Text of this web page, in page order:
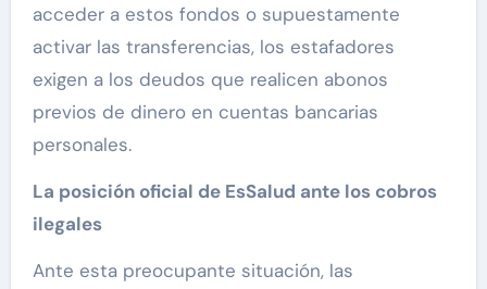
acceder a estos fondos o supuestamente
activar las transferencias, los estafadores
exigen a los deudos que realicen abonos
previos de dinero en cuentas bancarias
personales.
La posición oficial de EsSalud ante los cobros
ilegales
Ante esta preocupante situación, las